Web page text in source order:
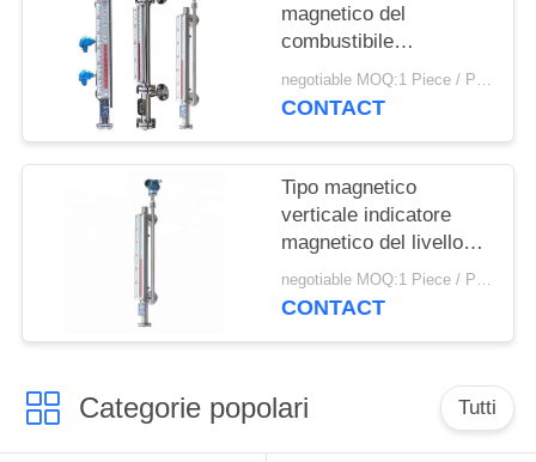
magnetico del
combustibile
meccanico ad alta
temperatura con tempo
negotiable MOQ:1 Piece / Pieces
CONTACT
Tipo magnetico
verticale indicatore
magnetico del livello
del gas allineato PTFE
dell'indicatore di livello
negotiable MOQ:1 Piece / Pieces
CONTACT
Categorie popolari Tutti